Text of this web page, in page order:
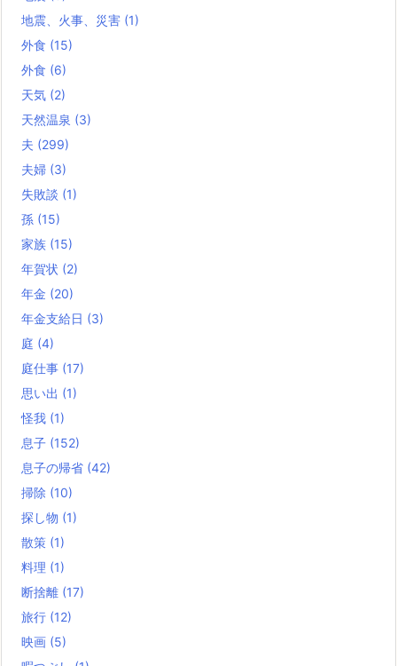
地震、火事、災害 (1)
外食 (15)
外食 (6)
天気 (2)
天然温泉 (3)
夫 (299)
夫婦 (3)
失敗談 (1)
孫 (15)
家族 (15)
年賀状 (2)
年金 (20)
年金支給日 (3)
庭 (4)
庭仕事 (17)
思い出 (1)
怪我 (1)
息子 (152)
息子の帰省 (42)
掃除 (10)
探し物 (1)
散策 (1)
料理 (1)
断捨離 (17)
旅行 (12)
映画 (5)